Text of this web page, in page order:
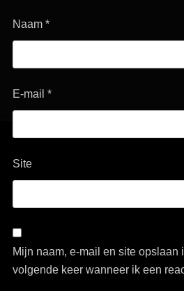
Naam *
E-mail *
Site
Mijn naam, e-mail en site opslaan
volgende keer wanneer ik een